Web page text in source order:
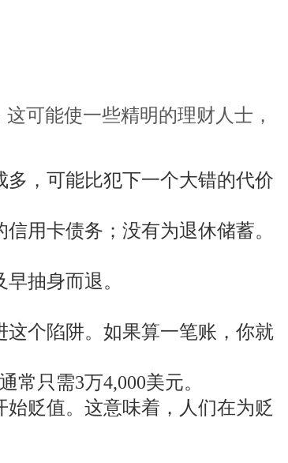
可能使一些精明的理财人士，
，可能比犯下一个大错的代价
用卡债务；没有为退休储蓄。
抽身而退。
个陷阱。如果算一笔账，你就
只需3万4,000美元。
贬值。这意味着，人们在为贬